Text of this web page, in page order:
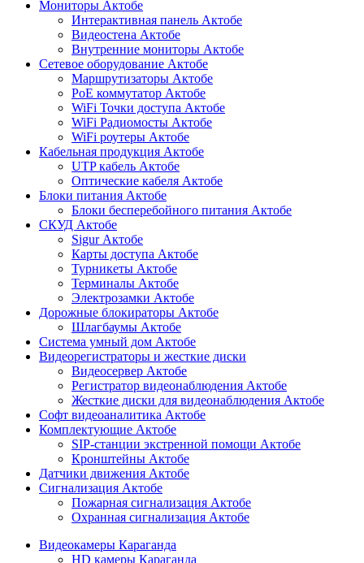
Мониторы Актобе
Интерактивная панель Актобе
Видеостена Актобе
Внутренние мониторы Актобе
Сетевое оборудование Актобе
Маршрутизаторы Актобе
PoE коммутатор Актобе
WiFi Точки доступа Актобе
WiFi Радиомосты Актобе
WiFi роутеры Актобе
Кабельная продукция Актобе
UTP кабель Актобе
Оптические кабеля Актобе
Блоки питания Актобе
Блоки бесперебойного питания Актобе
СКУД Актобе
Sigur Актобе
Карты доступа Актобе
Турникеты Актобе
Терминалы Актобе
Электрозамки Актобе
Дорожные блокираторы Актобе
Шлагбаумы Актобе
Система умный дом Актобе
Видеорегистраторы и жесткие диски
Видеосервер Актобе
Регистратор видеонаблюдения Актобе
Жесткие диски для видеонаблюдения Актобе
Софт видеоаналитика Актобе
Комплектующие Актобе
SIP-станции экстренной помощи Актобе
Кронштейны Актобе
Датчики движения Актобе
Сигнализация Актобе
Пожарная сигнализация Актобе
Охранная сигнализация Актобе
Видеокамеры Караганда
HD камеры Караганда